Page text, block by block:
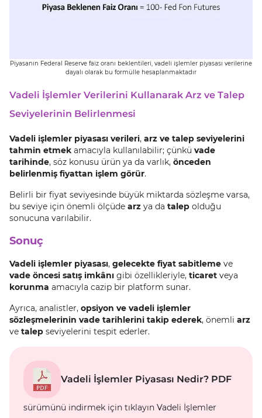
Piyasanın Federal Reserve faiz oranı beklentileri, vadeli işlemler piyasası verilerine
dayalı olarak bu formülle hesaplanmaktadır
Vadeli İşlemler Verilerini Kullanarak Arz ve Talep
Seviyelerinin Belirlenmesi
Vadeli işlemler piyasası verileri, arz ve talep seviyelerini
tahmin etmek amacıyla kullanılabilir; çünkü vade
tarihinde, söz konusu ürün ya da varlık, önceden
belirlenmiş fiyattan işlem görür.
Belirli bir fiyat seviyesinde büyük miktarda sözleşme varsa,
bu seviye için önemli ölçüde arz ya da talep olduğu
sonucuna varılabilir.
Sonuç
Vadeli işlemler piyasası, gelecekte fiyat sabitleme ve
vade öncesi satış imkânı gibi özellikleriyle, ticaret veya
korunma amacıyla cazip bir platform sunar.
Ayrıca, analistler, opsiyon ve vadeli işlemler
sözleşmelerinin vade tarihlerini takip ederek, önemli arz
ve talep seviyelerini tespit ederler.
Vadeli İşlemler Piyasası Nedir? PDF
sürümünü indirmek için tıklayın Vadeli İşlemler